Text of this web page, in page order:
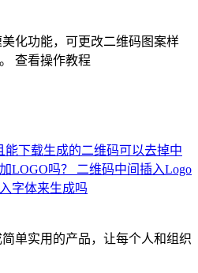
化功能，可更改二维码图案样
查看操作教程
能下载生成的二维码可以去掉中
LOGO吗？ 二维码中间插入Logo
字体来生成吗
单实用的产品，让每个人和组织